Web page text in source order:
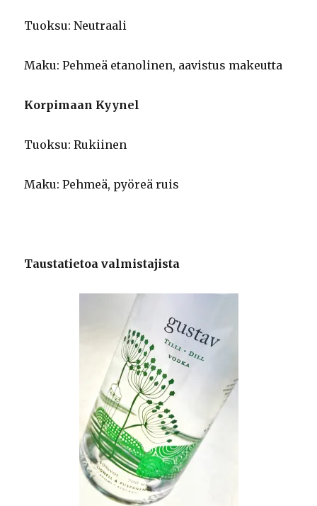
Tuoksu: Neutraali
Maku: Pehmeä etanolinen, aavistus makeutta
Korpimaan Kyynel
Tuoksu: Rukiinen
Maku: Pehmeä, pyöreä ruis
Taustatietoa valmistajista